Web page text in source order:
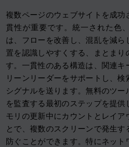
複数ページのウェブサイトを成功
貫性が重要です。統一された色
は、フローを改善し、混乱を減ら
置を認識しやすくする、まとまり
す。一貫性のある構造は、関連キ
リーンリーダーをサポートし、
シグナルを送ります。無料のツー
を監査する最初のステップを提供
モリの更新中にカウントとレイア
とで、複数のスクリーンで発生す
防ぐことができます。特にネット